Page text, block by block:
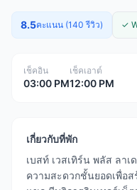
8.5คะแนน (140 รีวิว) ✓
เช็คอิน
03:00 PM
เช็คเอาต์
12:00 PM
เกี่ยวกับที่พัก
เบสท์ เวสเทิร์น พลัส ลาเ
ความสะดวกชั้นยอดเพื่อ